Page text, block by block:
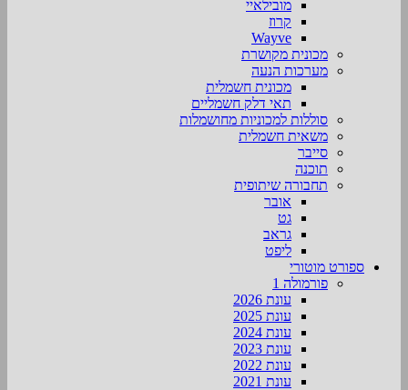
מובילאיי
קרוז
Wayve
מכונית מקושרת
מערכות הנעה
מכונית חשמלית
תאי דלק חשמליים
סוללות למכוניות מחושמלות
משאית חשמלית
סייבר
תוכנה
תחבורה שיתופית
אובר
גט
גראב
ליפט
ספורט מוטורי
פורמולה 1
עונת 2026
עונת 2025
עונת 2024
עונת 2023
עונת 2022
עונת 2021